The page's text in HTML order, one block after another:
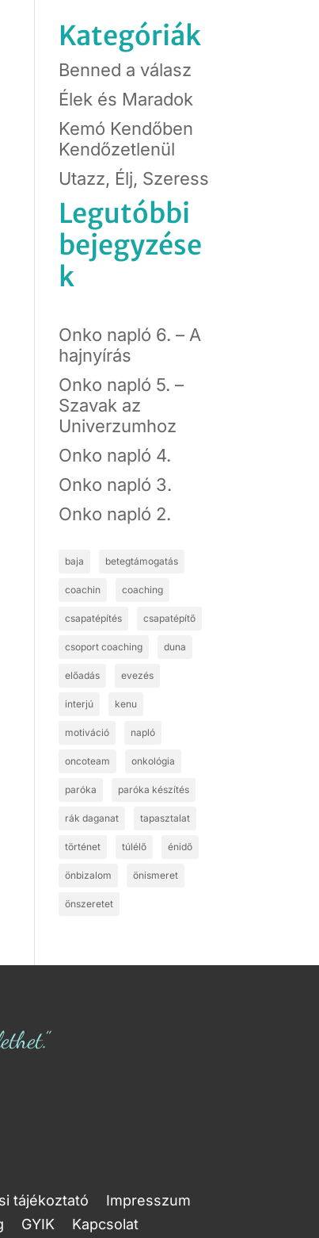
Kategóriák
Benned a válasz
Élek és Maradok
Kemó Kendőben
Kendőzetlenül
Utazz, Élj, Szeress
Legutóbbi
bejegyzése
k
Onko napló 6. – A
hajnyírás
Onko napló 5. –
Szavak az
Univerzumhoz
Onko napló 4.
Onko napló 3.
Onko napló 2.
baja betegtámogatás
coachin coaching
csapatépítés csapatépítő
csoport coaching duna
előadás evezés
interjú kenu
motiváció napló
oncoteam onkológia
paróka paróka készítés
rák daganat tapasztalat
történet túlélő énidő
önbizalom önismeret
önszeretet
tájékoztató
Impresszum
GYIK Kapcsolat